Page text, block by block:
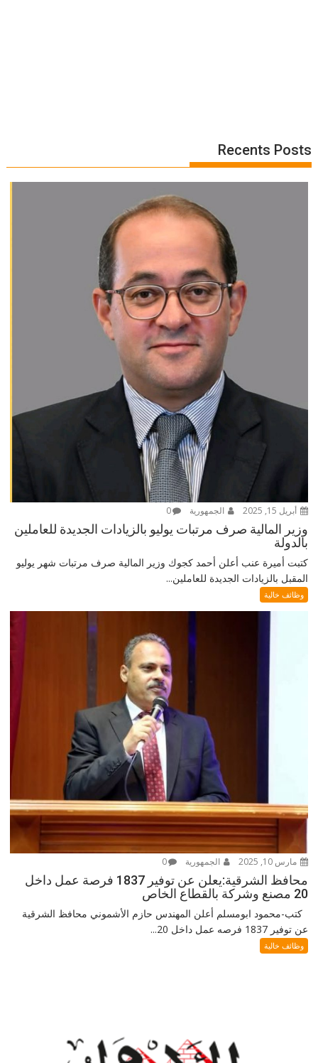
Recents Posts
أبريل 15, 2025 الجمهورية 0
وزير المالية صرف مرتبات يوليو بالزيادات الجديدة للعاملين
بالدولة
كتبت أميرة عنب أعلن أحمد كجوك وزير المالية صرف مرتبات شهر يوليو
المقبل بالزيادات الجديدة للعاملين...
وظائف خالية
مارس 10, 2025 الجمهورية 0
محافظ الشرقية:يعلن عن توفير 1837 فرصة عمل داخل
20 مصنع وشركة بالقطاع الخاص
كتب-محمود ابومسلم أعلن المهندس حازم الأشموني محافظ الشرقية
عن توفير 1837 فرصه عمل داخل 20...
وظائف خالية